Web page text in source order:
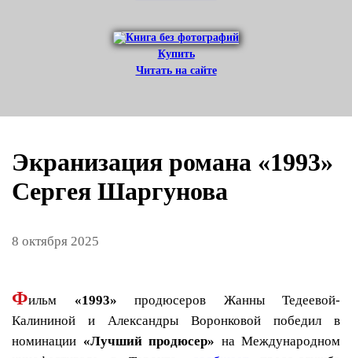
Купить
Читать на сайте
Экранизация романа «1993»
Сергея Шаргунова
8 октября 2025
Фильм «1993» продюсеров Жанны Тедеевой-
Калининой и Александры Воронковой победил в
номинации «Лучший продюсер» на Международном